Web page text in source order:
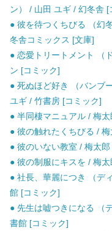
ン） / 山田 ユギ / 幻冬舎 [
● 彼を待つくちびる （幻
冬舎コミックス [文庫]
● 恋愛トリートメント （
ン [コミック]
● 死ぬほど好き （バンブ
ユギ / 竹書房 [コミック]
● 半同棲マニュアル / 梅
● 彼の触れたくちびる /
● 彼のいない教室 / 梅太
● 彼の制服にキスを / 梅
● 社長、華麗につき （デ
館 [コミック]
● 先生は嘘つきになる （
書館 [コミック]